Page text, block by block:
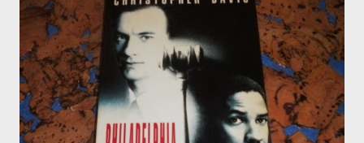
necesita un período de tiempo comprendido entre 21 y 28 días.
A partir de entonces, se forman en el cerebro nuevas vías
neuronales, y, por ende, otras creencias positivas que nos
ayudan a alcanzar nuestros sueños. En tu recorrido personal a
través de este proceso de 28 días, dejarás atrás antiguas ideas y
actitudes t...